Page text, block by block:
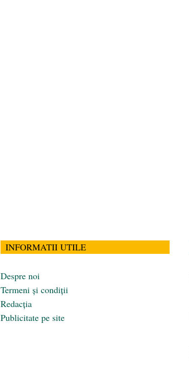
INFORMATII UTILE
Despre noi
Termeni și condiții
Redacția
Publicitate pe site